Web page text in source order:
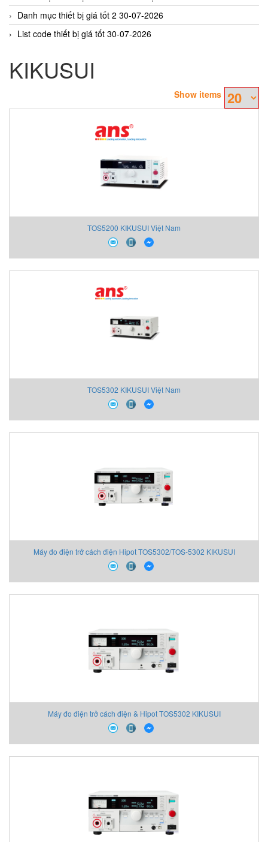
Danh mục thiết bị giá tốt 2 30-07-2026
List code thiết bị giá tốt 30-07-2026
KIKUSUI
Show items
TOS5200 KIKUSUI Việt Nam
TOS5302 KIKUSUI Việt Nam
Máy đo điện trở cách điện Hipot TOS5302/TOS-5302 KIKUSUI
Máy đo điện trở cách điện & Hipot TOS5302 KIKUSUI